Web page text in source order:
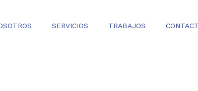
SERVICIOS TRABAJOS